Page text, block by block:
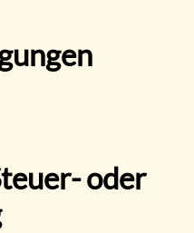
oder